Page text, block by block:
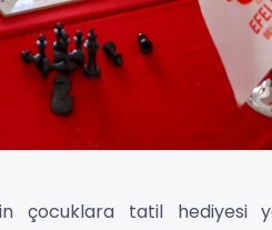
çocuklara tatil hediyesi